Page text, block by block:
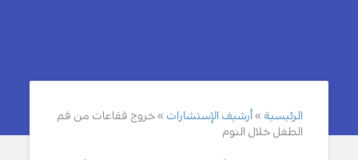
الرئيسية أرشيف الإستشارات
خروج فقاعات من فم
الطفل خلال النوم